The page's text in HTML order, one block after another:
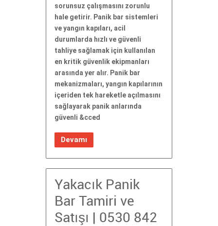
sorunsuz çalışmasını zorunlu
hale getirir. Panik bar sistemleri
ve yangın kapıları, acil
durumlarda hızlı ve güvenli
tahliye sağlamak için kullanılan
en kritik güvenlik ekipmanları
arasında yer alır. Panik bar
mekanizmaları, yangın kapılarının
içeriden tek hareketle açılmasını
sağlayarak panik anlarında
güvenli &cced
Devamı
Yakacık Panik
Bar Tamiri ve
Satışı | 0530 842